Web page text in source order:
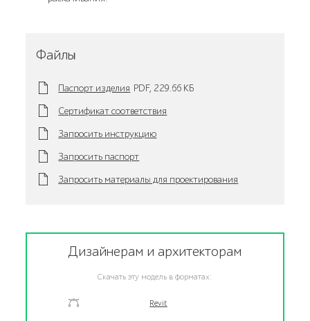
Файлы
Паспорт изделия PDF, 229.66 KБ
Сертификат соответствия
Запросить инструкцию
Запросить паспорт
Запросить материалы для проектирования
Дизайнерам и архитекторам
Скачать эту модель в форматах:
Revit